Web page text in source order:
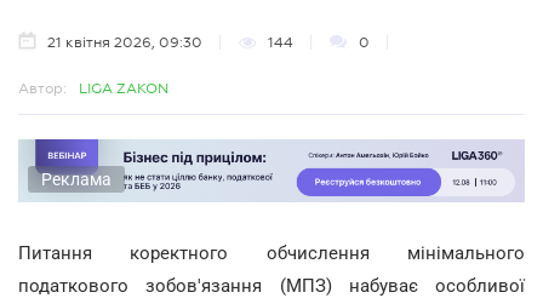
21 квітня 2026, 09:30 144 0
Автор: LIGA ZAKON
Реклама
Питання коректного обчислення мінімального
податкового зобов'язання (МПЗ) набуває особливої